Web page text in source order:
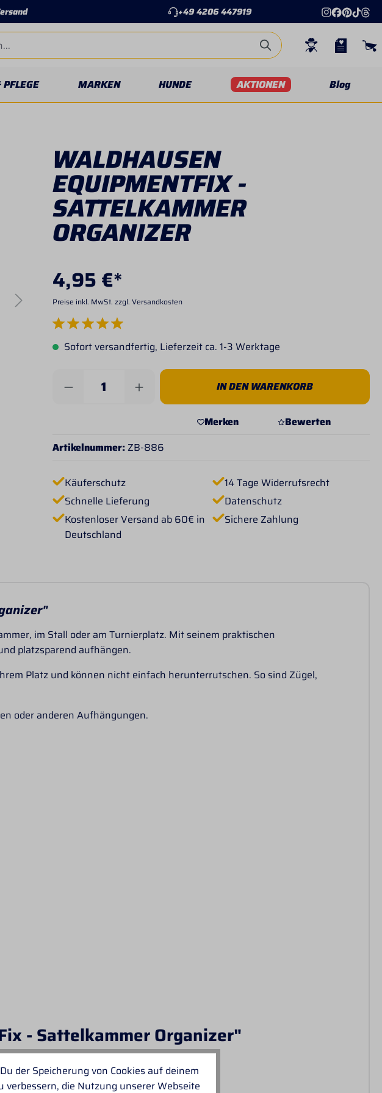
+49 4206 447919
MARKEN HUNDE AKTIONEN Blog
WALDHAUSEN
EQUIPMENTFIX -
SATTELKAMMER
ORGANIZER
4,95 €*
Preise inkl. MwSt. zzgl. Versandkosten
Durchschnittliche Bewertung von 5 von 5 Sternen
Sofort versandfertig, Lieferzeit ca. 1-3 Werktage
Produkt Anzahl: Gib den gewünschten Wert
IN DEN WARENKORB
Merken
Bewerten
Artikelnummer:ZB-886
Käuferschutz
14 Tage Widerrufsrecht
Schnelle Lieferung
Datenschutz
Kostenloser Versand ab 60€ in
Deutschland
Sichere Zahlung
im Stall oder am Turnierplatz. Mit seinem praktischen
platzsparend aufhängen.
Platz und können nicht einfach herunterrutschen. So sind Zügel,
oder anderen Aufhängungen.
- Sattelkammer Organizer"
der Speicherung von Cookies auf deinem
verbessern, die Nutzung unserer Webseite